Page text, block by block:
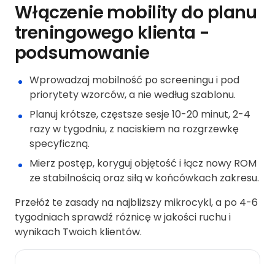
Włączenie mobility do planu
treningowego klienta -
podsumowanie
Wprowadzaj mobilność po screeningu i pod
priorytety wzorców, a nie według szablonu.
Planuj krótsze, częstsze sesje 10-20 minut, 2-4
razy w tygodniu, z naciskiem na rozgrzewkę
specyficzną.
Mierz postęp, koryguj objętość i łącz nowy ROM
ze stabilnością oraz siłą w końcówkach zakresu.
Przełóż te zasady na najbliższy mikrocykl, a po 4-6
tygodniach sprawdź różnicę w jakości ruchu i
wynikach Twoich klientów.